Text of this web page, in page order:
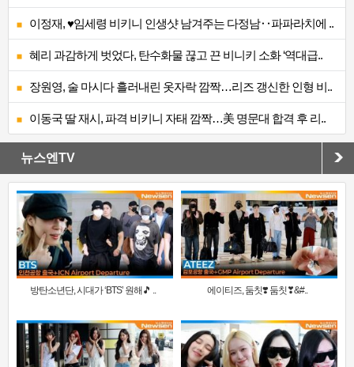
이정재, ♥임세령 비키니 인생샷 남겨주는 다정남‥파파라치에 ..
혜리 과감하게 벗었다, 탄수화물 끊고 끈 비니키 소화 ‘역대급..
장원영, 술 마시다 흘러내린 옷자락 깜짝…리즈 갱신한 인형 비..
이동국 딸 재시, 파격 비키니 자태 깜짝…美 명문대 합격 후 리..
뉴스엔TV
방탄소년단, 시대가 ‘BTS’ 원해🎵 .. 에이티즈, 둠칫❣️ 둠칫❣&#..